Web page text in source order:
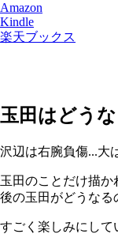
Amazon
Kindle
楽天ブックス
玉田はどう
沢辺は右腕負傷...大
玉田のことだけ描
後の玉田がどうなる
すごく楽しみにして